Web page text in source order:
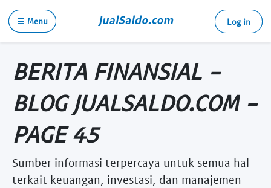
☰ Menu Log in
BERITA FINANSIAL -
BLOG JUALSALDO.COM -
PAGE 45
Sumber informasi terpercaya untuk semua hal
terkait keuangan, investasi, dan manajemen